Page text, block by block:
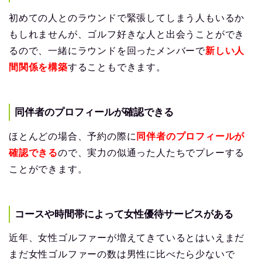
初めての人とのラウンドで緊張してしまう人もいるか
もしれませんが、ゴルフ好きな人と出会うことができ
るので、一緒にラウンドを回ったメンバーで新しい人
間関係を構築することもできます。
同伴者のプロフィールが確認できる
ほとんどの場合、予約の際に 同伴者のプロフィールが
確認できるので、実力の似通った人たちでプレーする
ことができます。
コースや時間帯によって女性優待サービスがある
近年、女性ゴルファーが増えてきているとはいえまだ
まだ女性ゴルファーの数は男性に比べたら少ないで